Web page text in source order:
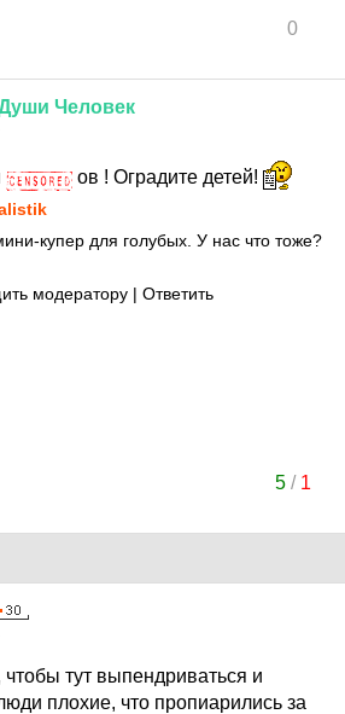
0
Человек
ов ! Оградите детей!
купер для голубых. У нас что тоже?
модератору | Ответить
5/ 1
тут выпендриваться и
плохие, что пропиарились за